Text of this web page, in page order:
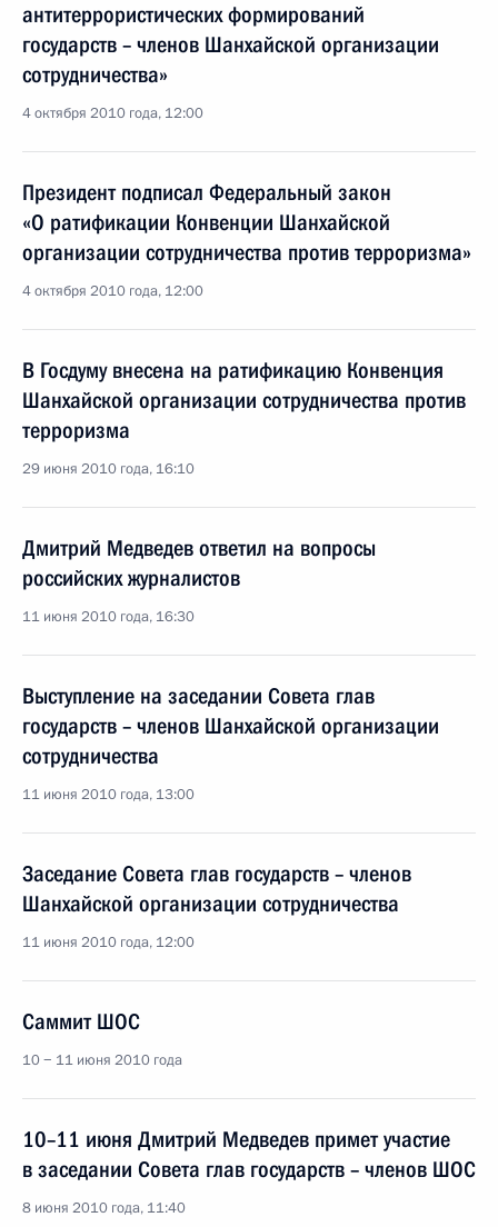
антитеррористических формирований
государств – членов Шанхайской организации
сотрудничества»
4 октября 2010 года, 12:00
Президент подписал Федеральный закон
«О ратификации Конвенции Шанхайской
организации сотрудничества против терроризма»
4 октября 2010 года, 12:00
В Госдуму внесена на ратификацию Конвенция
Шанхайской организации сотрудничества против
терроризма
29 июня 2010 года, 16:10
Дмитрий Медведев ответил на вопросы
российских журналистов
11 июня 2010 года, 16:30
Выступление на заседании Совета глав
государств – членов Шанхайской организации
сотрудничества
11 июня 2010 года, 13:00
Заседание Совета глав государств – членов
Шанхайской организации сотрудничества
11 июня 2010 года, 12:00
Саммит ШОС
10 − 11 июня 2010 года
10–11 июня Дмитрий Медведев примет участие
в заседании Совета глав государств – членов ШОС
8 июня 2010 года, 11:40